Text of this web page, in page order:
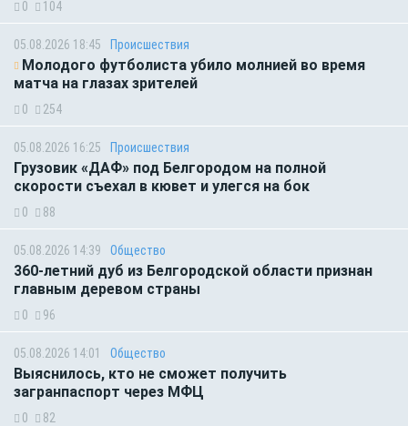
0 104
05.08.2026 18:45 Происшествия
Молодого футболиста убило молнией во время
матча на глазах зрителей
0 254
05.08.2026 16:25 Происшествия
Грузовик «ДАФ» под Белгородом на полной
скорости съехал в кювет и улегся на бок
0 88
05.08.2026 14:39 Общество
360-летний дуб из Белгородской области признан
главным деревом страны
0 96
05.08.2026 14:01 Общество
Выяснилось, кто не сможет получить
загранпаспорт через МФЦ
0 82